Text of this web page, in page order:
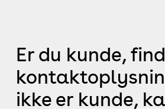
Er du kunde,
ikke er kunde,